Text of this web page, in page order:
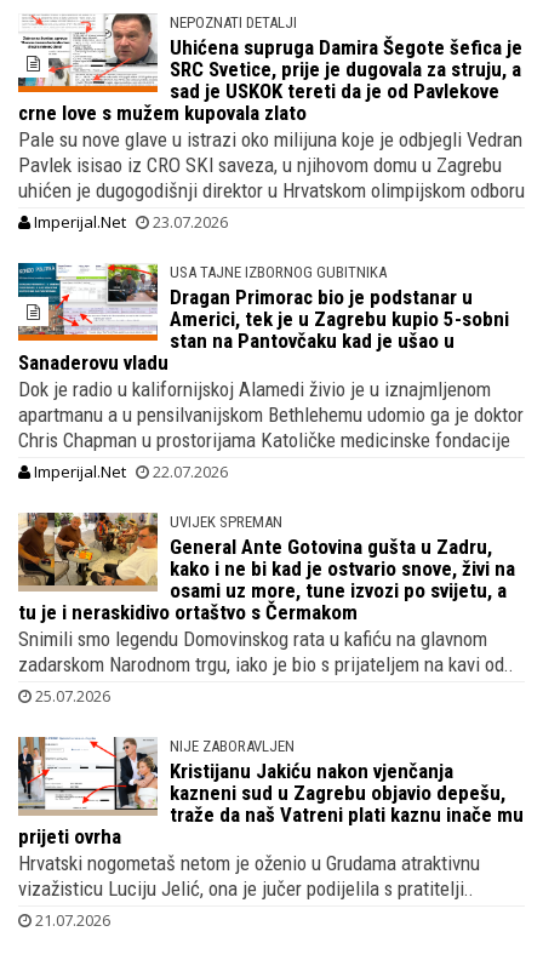
NEPOZNATI DETALJI
Uhićena supruga Damira Šegote šefica je
SRC Svetice, prije je dugovala za struju, a
sad je USKOK tereti da je od Pavlekove
crne love s mužem kupovala zlato
Pale su nove glave u istrazi oko milijuna koje je odbjegli Vedran
Pavlek isisao iz CRO SKI saveza, u njihovom domu u Zagrebu
uhićen je dugogodišnji direktor u Hrvatskom olimpijskom odboru
Imperijal.Net 23.07.2026
USA TAJNE IZBORNOG GUBITNIKA
Dragan Primorac bio je podstanar u
Americi, tek je u Zagrebu kupio 5-sobni
stan na Pantovčaku kad je ušao u
Sanaderovu vladu
Dok je radio u kalifornijskoj Alamedi živio je u iznajmljenom
apartmanu a u pensilvanijskom Bethlehemu udomio ga je doktor
Chris Chapman u prostorijama Katoličke medicinske fondacije
Imperijal.Net 22.07.2026
UVIJEK SPREMAN
General Ante Gotovina gušta u Zadru,
kako i ne bi kad je ostvario snove, živi na
osami uz more, tune izvozi po svijetu, a
tu je i neraskidivo ortaštvo s Čermakom
Snimili smo legendu Domovinskog rata u kafiću na glavnom
zadarskom Narodnom trgu, iako je bio s prijateljem na kavi od..
25.07.2026
NIJE ZABORAVLJEN
Kristijanu Jakiću nakon vjenčanja
kazneni sud u Zagrebu objavio depešu,
traže da naš Vatreni plati kaznu inače mu
prijeti ovrha
Hrvatski nogometaš netom je oženio u Grudama atraktivnu
vizažisticu Luciju Jelić, ona je jučer podijelila s pratitelji..
21.07.2026